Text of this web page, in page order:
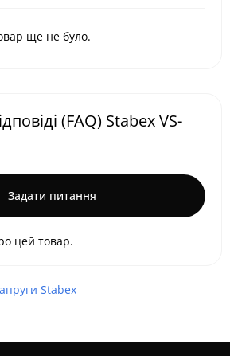
ще не було.
(FAQ) Stabex VS-
Задати питання
цей товар.
Stabex